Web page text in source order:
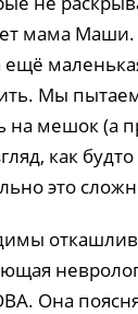
мама
Мы
мешок (а
как
это
Она